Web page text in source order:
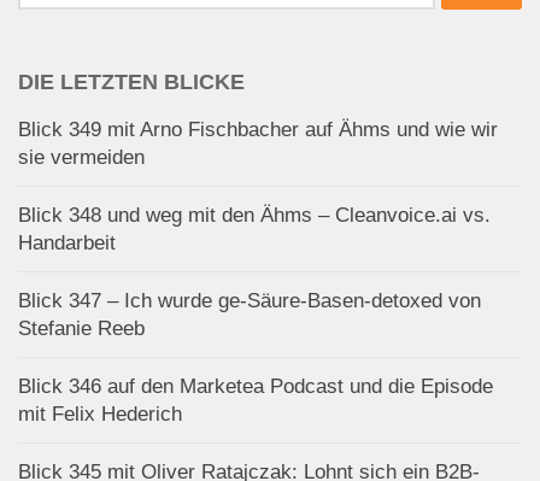
nach:
DIE LETZTEN BLICKE
Blick 349 mit Arno Fischbacher auf Ähms und wie wir
sie vermeiden
Blick 348 und weg mit den Ähms – Cleanvoice.ai vs.
Handarbeit
Blick 347 – Ich wurde ge-Säure-Basen-detoxed von
Stefanie Reeb
Blick 346 auf den Marketea Podcast und die Episode
mit Felix Hederich
Blick 345 mit Oliver Ratajczak: Lohnt sich ein B2B-